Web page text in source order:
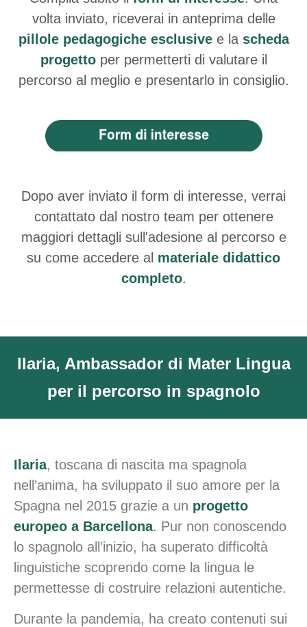
volta inviato, riceverai in anteprima delle
pillole pedagogiche esclusive e lascheda
progetto per permetterti di valutare il
percorso al meglio e presentarlo in consiglio.
Dopo aver inviato il form di interesse, verrai
contattato dal nostro team per ottenere
maggiori dettagli sull'adesione al percorso e
su come accedere al materiale didattico
completo.
Ilaria, Ambassador di Mater Lingua
per il percorso in spagnolo
Ilaria, toscana di nascita ma spagnola
nell’anima, ha sviluppato il suo amore per la
Spagna nel 2015 grazie a un progetto
europeo a Barcellona. Pur non conoscendo
lo spagnolo all’inizio, ha superato difficoltà
linguistiche scoprendo come la lingua le
permettesse di costruire relazioni autentiche.
Durante la pandemia, ha creato contenuti sui